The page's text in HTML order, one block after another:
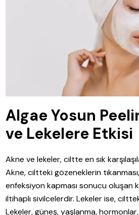
Algae Yosun
ve Lekelere Etkisi
Akne ve lekeler, ciltte en sık
Akne, ciltteki gözeneklerin
enfeksiyon kapması sonucu oluşan
iltihaplı sivilcelerdir. Lekeler ise,
Lekeler, güneş, yaşlanma,